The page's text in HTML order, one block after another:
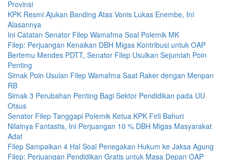
Provinsi
KPK Resmi Ajukan Banding Atas Vonis Lukas Enembe, Ini
Alasannya
Ini Catatan Senator Filep Wamafma Soal Polemik MK
Filep: Perjuangan Kenaikan DBH Migas Kontribusi untuk OAP
Bertemu Mendes PDTT, Senator Filep Usulkan Sejumlah Poin
Penting
Simak Poin Usulan Filep Wamafma Saat Raker dengan Menpan
RB
Simak 3 Perubahan Penting Bagi Sektor Pendidikan pada UU
Otsus
Senator Filep Tanggapi Polemik Ketua KPK Firli Bahuri
Nilainya Fantastis, Ini Perjuangan 10 % DBH Migas Masyarakat
Adat
Filep Sampaikan 4 Hal Soal Penegakan Hukum ke Jaksa Agung
Filep: Perjuangan Pendidikan Gratis untuk Masa Depan OAP